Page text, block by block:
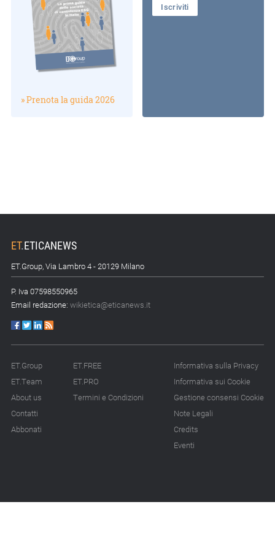
» Prenota la guida 2026
Iscriviti
ET.ETICANEWS
ET.Group, Via Lambro 4 - 20129 Milano
P. Iva 07598550965
Email redazione: wikietica@eticanews.it
ET.Group
ET.Team
About us
Contatti
Abbonati
ET.FREE
ET.PRO
Termini e Condizioni
Informativa sulla Privacy
Informativa sui Cookie
Gestione consensi Cookie
Note Legali
Credits
Eventi